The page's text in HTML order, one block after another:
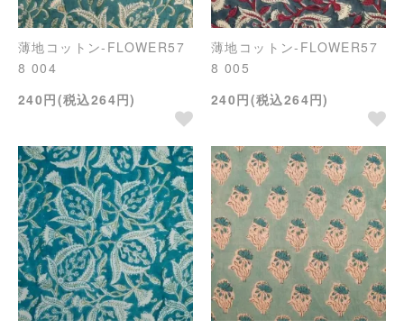
薄地コットン-FLOWER57
8 004
240円(税込264円)
薄地コットン-FLOWER57
8 005
240円(税込264円)